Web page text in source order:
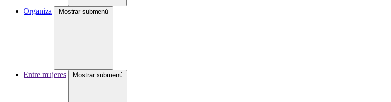
Organiza Mostrar submenú
Entre mujeres Mostrar submenú